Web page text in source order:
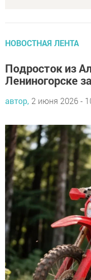
НОВОСТНАЯ ЛЕНТА
Подросток из
Лениногорске
автор, 2 июня 2026 -